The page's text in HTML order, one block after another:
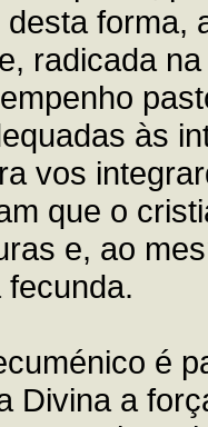
forma,
radicada
às
vos
que o
e, ao
é
Divina a